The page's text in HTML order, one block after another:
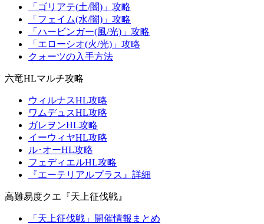
「ゴリアテ(土/闇)」攻略
「フェイム(水/闇)」攻略
「ハービンガー(風/光)」攻略
「エローシオ(火/光)」攻略
クォーツの入手方法
六竜HLマルチ攻略
ウィルナスHL攻略
ワムデュスHL攻略
ガレヲンHL攻略
イーウィヤHL攻略
ル･オーHL攻略
フェディエルHL攻略
『エーテリアルプラス』詳細
高難易度クエ『天上征伐戦』
「天上征伐戦」開催情報まとめ